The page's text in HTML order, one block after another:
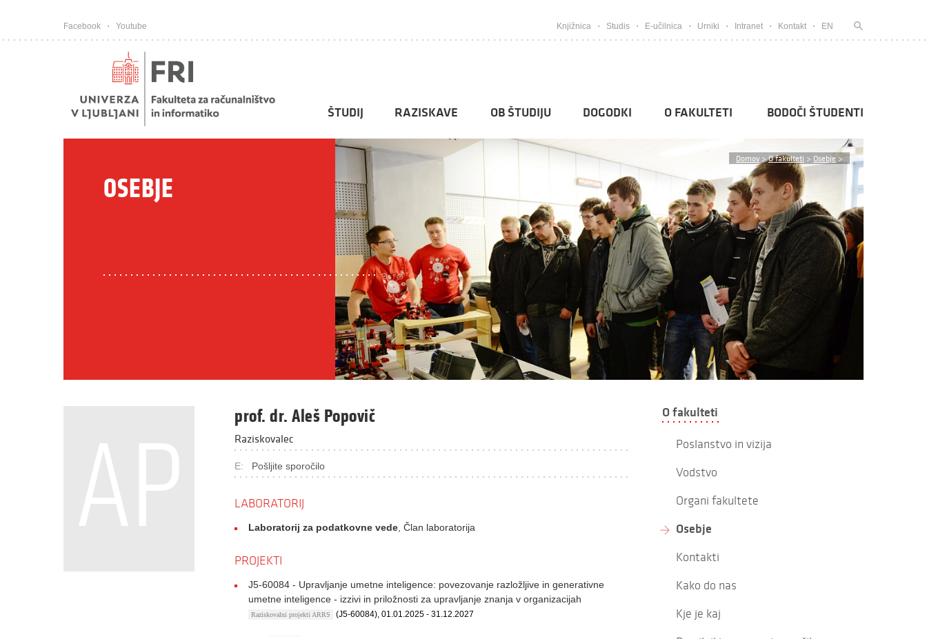
Facebook Youtube Knjižnica Studis E-učilnica Urniki Intranet Kontakt EN
ŠTUDIJ RAZISKAVE OB ŠTUDIJU DOGODKI O FAKULTETI BODOČI ŠTUDENTI
Domov > O fakulteti > Osebje >
OSEBJE
prof. dr. Aleš Popovič
Raziskovalec
E: Pošljite sporočilo
LABORATORIJ
Laboratorij za podatkovne vede , Član laboratorija
PROJEKTI
J5-60084 - Upravljanje umetne inteligence: povezovanje razložljive in generativne
umetne inteligence - izzivi in priložnosti za upravljanje znanja v organizacijah
Raziskovalni projekti ARRS (J5-60084), 01.01.2025 - 31.12.2027
O fakulteti
Poslanstvo in vizija
Vodstvo
Organi fakultete
Osebje
Kontakti
Kako do nas
Kje je kaj